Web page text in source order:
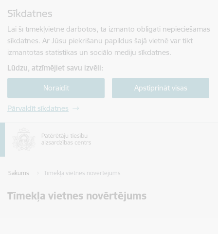
Sīkdatnes
Lai šī tīmekļvietne darbotos, tā izmanto obligāti nepieciešamās
sīkdatnes. Ar Jūsu piekrišanu papildus šajā vietnē var tikt
izmantotas statistikas un sociālo mediju sīkdatnes.
Lūdzu, atzīmējiet savu izvēli:
Noraidīt Apstiprināt visas
Pārvaldīt sīkdatnes
Sākums Tīmekļa vietnes novērtējums
Tīmekļa vietnes novērtējums